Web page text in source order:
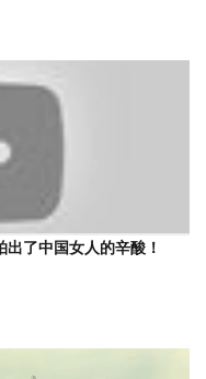
出了中国女人的辛酸！